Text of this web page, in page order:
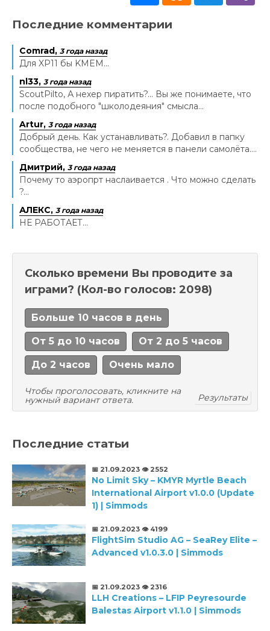
Последние комментарии
Comrad, 3 года назад
Для XP11 бы KMEM...
nl33, 3 года назад
ScoutPilto, А нехер пиратить?... Вы же понимаете, что
после подобного "школодеяния" смысла...
Artur, 3 года назад
Добрый день. Как устанавливать?. Добавил в папку
сообщества, не чего не меняется в панели самолёта....
Дмитрий, 3 года назад
Почему то аэропрт наслаивается . Что можно сделать
?...
АЛЕКС, 3 года назад
НЕ РАБОТАЕТ...
Сколько времени Вы проводите за
играми? (Кол-во голосов: 2098)
Больше 10 часов в день
От 5 до 10 часов От 2 до 5 часов
До 2 часов Очень мало
Чтобы проголосовать, кликните на
нужный вариант ответа.
Результаты
Последние статьи
📅 21.09.2023 👁️ 2552
No Limit Sky – KMYR Myrtle Beach
International Airport v1.0.0 (Update
1) | Simmods
📅 21.09.2023 👁️ 4199
FlightSim Studio AG – SeaRey Elite –
Advanced v1.0.3.0 | Simmods
📅 21.09.2023 👁️ 2316
LLH Creations – LFIP Peyresourde
Balestas Airport v1.1.0 | Simmods